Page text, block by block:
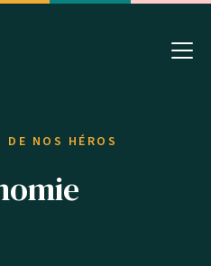
DE NOS HÉROS